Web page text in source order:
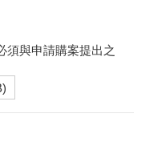
須與申請購案提出之